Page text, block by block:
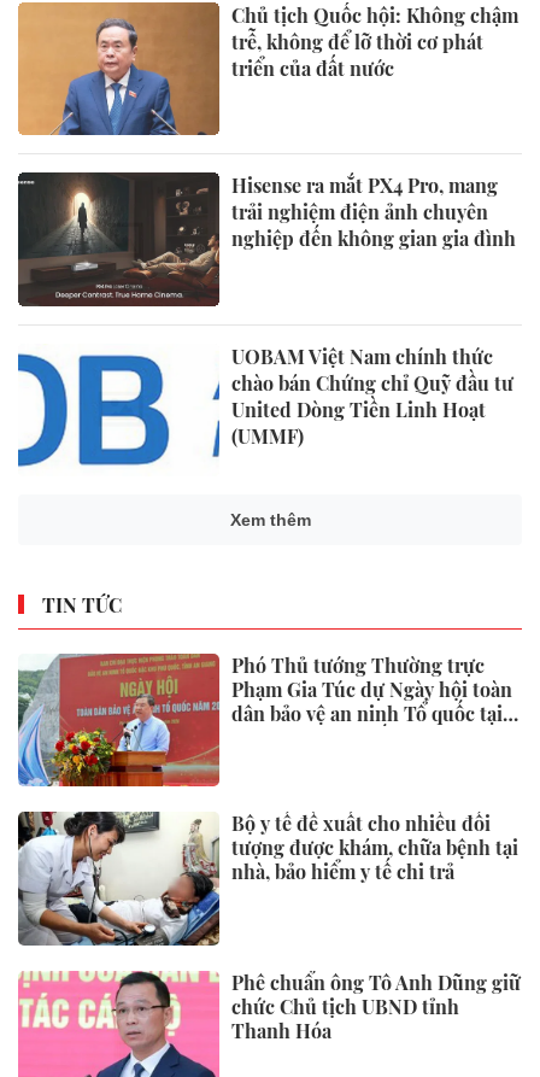
Chủ tịch Quốc hội: Không chậm
trễ, không để lỡ thời cơ phát
triển của đất nước
Hisense ra mắt PX4 Pro, mang
trải nghiệm điện ảnh chuyên
nghiệp đến không gian gia đình
UOBAM Việt Nam chính thức
chào bán Chứng chỉ Quỹ đầu tư
United Dòng Tiền Linh Hoạt
(UMMF)
Xem thêm
TIN TỨC
Phó Thủ tướng Thường trực
Phạm Gia Túc dự Ngày hội toàn
dân bảo vệ an ninh Tổ quốc tại
Bộ y tế đề xuất cho nhiều đối
tượng được khám, chữa bệnh tại
nhà, bảo hiểm y tế chi trả
Phê chuẩn ông Tô Anh Dũng giữ
chức Chủ tịch UBND tỉnh
Thanh Hóa